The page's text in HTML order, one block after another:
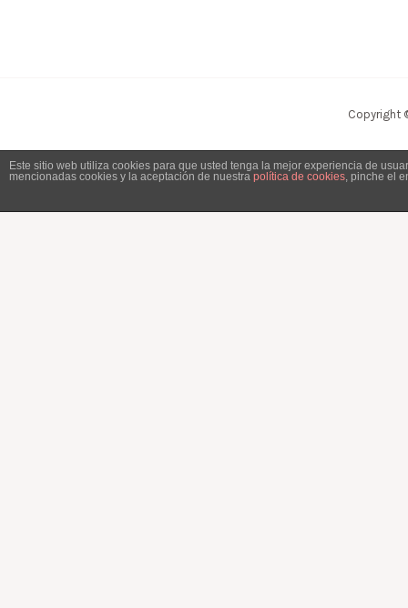
Copyright
Este sitio web utiliza cookies para que usted tenga la mejor experiencia de
mencionadas cookies y la aceptación de nuestra política de cookies, pinche el